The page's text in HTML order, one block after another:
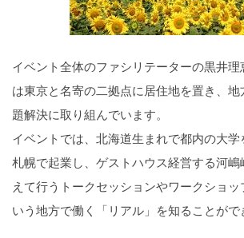
イベント全体のファシリテーターの黒井理
は東京と名寄の二拠点に居住地を置き、 地
題解決に取り組んでいます。
イベントでは、北海道生まれで都内の大学
札幌で起業し、 ゲストハウス経営する河嶋
えて行うトークセッシ ョンやワークショ
いう地方で働く「リアル」を知ることがで